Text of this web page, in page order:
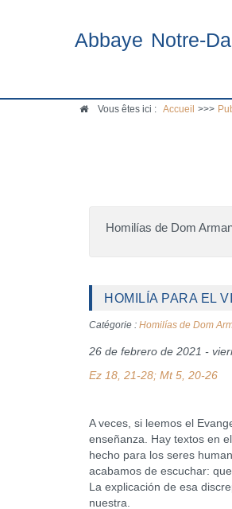
Abbaye Notre-
Vous êtes ici : Accueil >>>
Homilías de Dom
HOMILÍA PARA EL
Catégorie : Homilías de Dom
26 de febrero de 2021 -
Ez 18, 21-28; Mt 5, 20-26
A veces, si leemos el
enseñanza. Hay textos en
hecho para los seres
acabamos de escuchar:
La explicación de esa
nuestra.